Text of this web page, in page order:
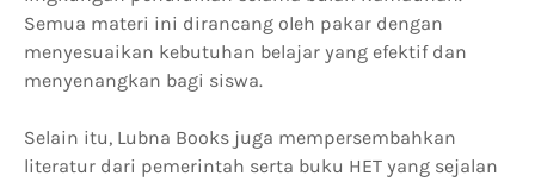
Semua materi ini dirancang oleh pakar dengan
menyesuaikan kebutuhan belajar yang efektif dan
menyenangkan bagi siswa.
Selain itu, Lubna Books juga mempersembahkan
literatur dari pemerintah serta buku HET yang sejalan